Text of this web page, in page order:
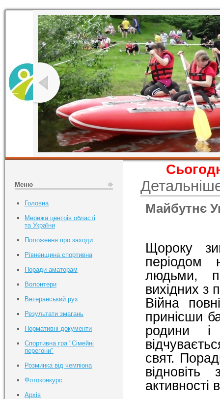
Майбутнє
Щороку
періодом
людьми,
вихідних з
Війна
принісши
родини і
свят.
активності
Меню
Головна
Мережа центрів області
та України
Положення про заходи
Рівненщина спортивна
Поради аматорам
Волонтери
Ветеранський рух
Результати змагань
Нормативні документи
Спортивна гра "Сімейні
перегони"
Розминка від чемпіона
Фотоконкурс
Архів